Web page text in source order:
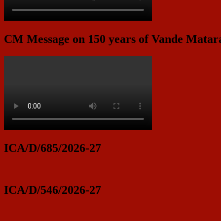
CM Message on 150 years of Vande
ICA/D/685/2026-27
ICA/D/546/2026-27